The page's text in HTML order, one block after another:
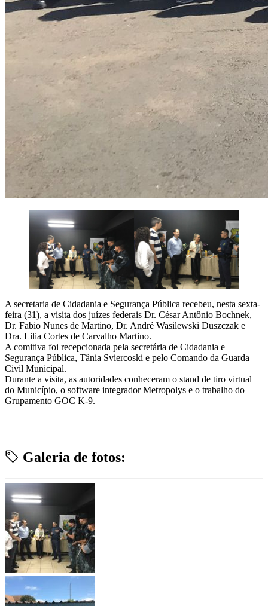
A secretaria de Cidadania e Segurança Pública recebeu, nesta sexta-
feira (31), a visita dos juízes federais Dr. César Antônio Bochnek,
Dr. Fabio Nunes de Martino, Dr. André Wasilewski Duszczak e
Dra. Lilia Cortes de Carvalho Martino.
A comitiva foi recepcionada pela secretária de Cidadania e
Segurança Pública, Tânia Sviercoski e pelo Comando da Guarda
Civil Municipal.
Durante a visita, as autoridades conheceram o stand de tiro virtual
do Município, o software integrador Metropolys e o trabalho do
Grupamento GOC K-9.
Galeria de fotos: